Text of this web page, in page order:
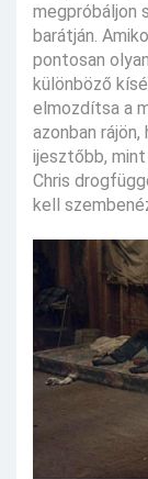
megpróbáljon
barátján.
pontosan
különböző
elmozdítsa a
azonban
ijesztőbb,
Chris
kell